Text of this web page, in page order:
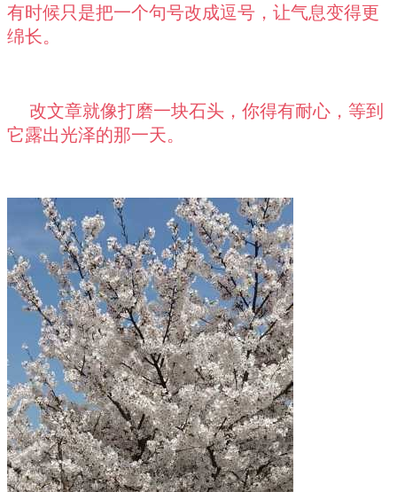
有时候只是把一个句号改成逗号，让气息变得更
绵长。
改文章就像打磨一块石头，你得有耐心，等到
它露出光泽的那一天。